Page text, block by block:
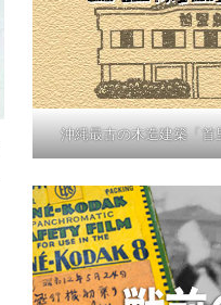
沖縄最古の木造建築「